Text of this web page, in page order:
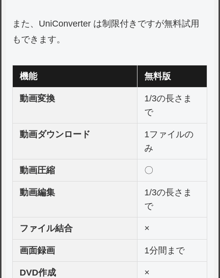
また、UniConverter は制限付きですが無料試用
もできます。
機能 無料版
動画変換
1/3の長さま
で
動画ダウンロード
1ファイルの
み
動画圧縮 〇
動画編集
1/3の長さま
で
ファイル結合 ×
画面録画 1分間まで
DVD作成 ×